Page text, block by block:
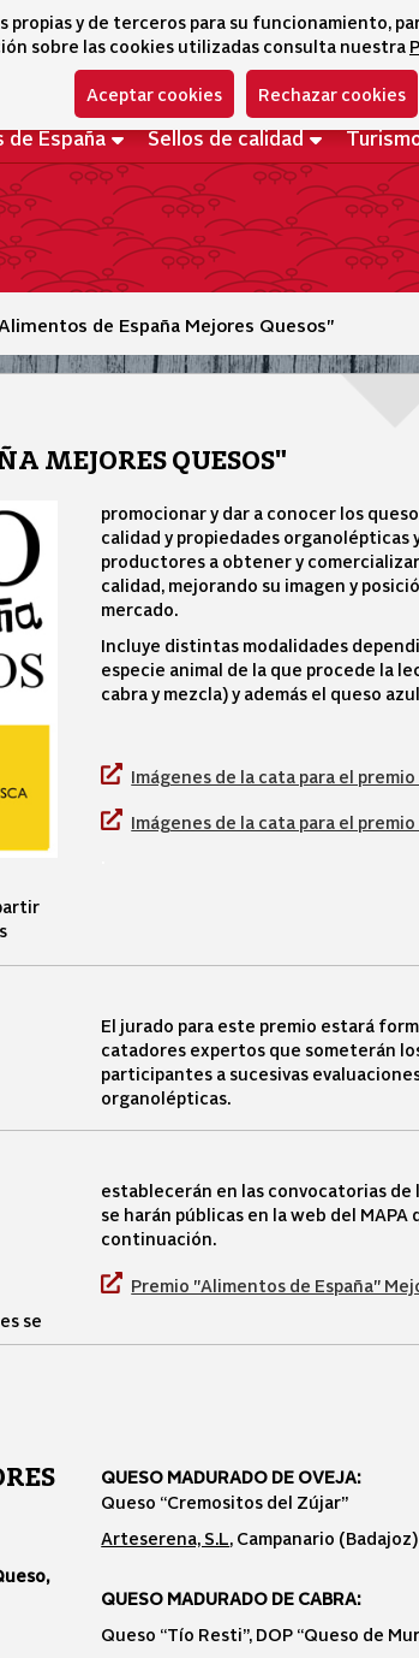
y de terceros para su funcionamiento,
sobre las cookies utilizadas consulta nuestra
Aceptar cookies Rechazar cookies
España Sellos de calidad
de España Mejores Quesos"
MEJORES QUESOS"
promocionar y dar a conocer los
calidad y propiedades organolépticas
productores a obtener y
calidad, mejorando su imagen y
mercado.
Incluye distintas modalidades
especie animal de la que procede la
cabra y mezcla) y además el queso
Imágenes de la cata para el
Imágenes de la cata para el
El jurado para este premio estará
catadores expertos que someterán
participantes a sucesivas
organolépticas.
se
establecerán en las convocatorias de
se harán públicas en la web del MAPA
continuación.
Premio "Alimentos de España"
QUESO MADURADO DE OVEJA:
Queso “Cremositos del Zújar”
Arteserena, S.L, Campanario (Badajoz)
QUESO MADURADO DE CABRA:
Queso “Tío Resti”, DOP “Queso de